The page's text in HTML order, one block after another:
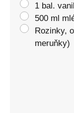
1 bal.
500 ml
Rozinky,
meruňky)